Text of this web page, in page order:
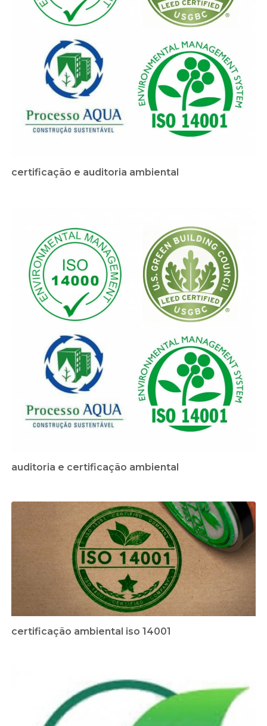
certificação e auditoria ambiental
auditoria e certificação ambiental
certificação ambiental iso 14001